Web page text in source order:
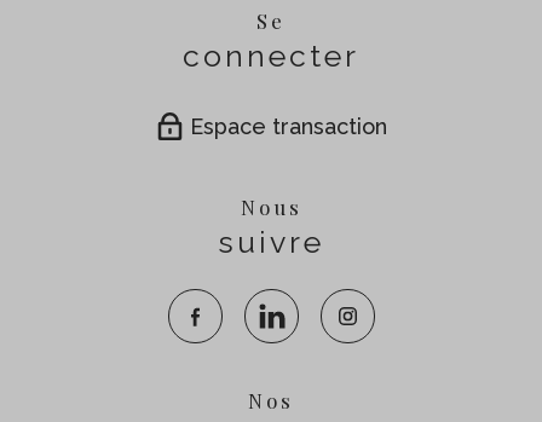
Se
connecter
Espace transaction
Nous
suivre
Nos